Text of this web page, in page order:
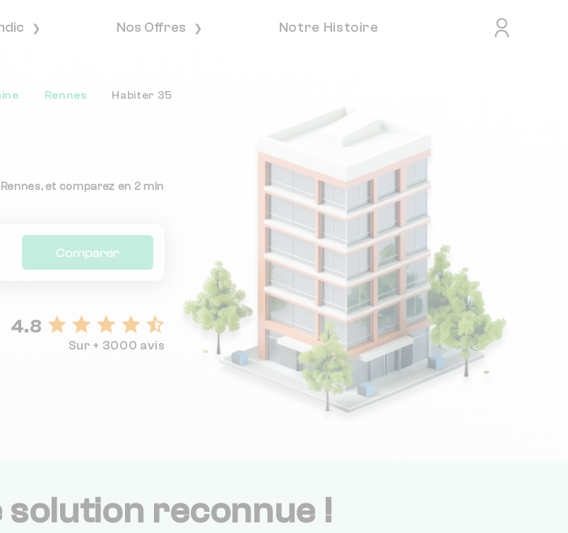
Nos Offres Notre Histoire
Rennes Habiter 35
et comparez en 2 min
Comparer
4.8
Sur + 3000 avis
solution reconnue !